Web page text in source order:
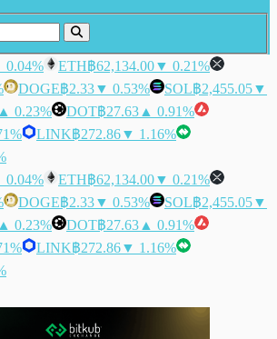
0.04% ETH฿62,134.00▼ 0.21%
DOGE฿2.33▼ 0.53% SOL฿2,455.05▼
▲ 0.23% DOT฿27.63 ▲ 0.91%
LINK฿272.86▼ 1.16%
0.04% ETH฿62,134.00▼ 0.21%
DOGE฿2.33▼ 0.53% SOL฿2,455.05▼
▲ 0.23% DOT฿27.63 ▲ 0.91%
LINK฿272.86▼ 1.16%